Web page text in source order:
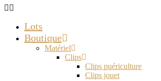
Lots
Boutique
Matériel
Clips
Clips puériculture
Clips jouet